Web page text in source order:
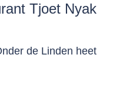
Tjoet Nyak
de Linden heet